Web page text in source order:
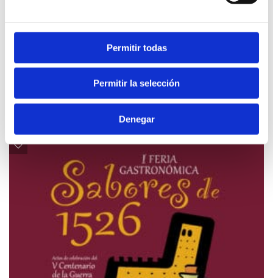
Permitir todas
Permitir la selección
Denegar
Related content